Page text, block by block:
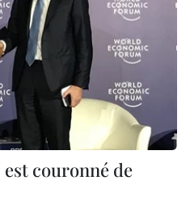
est couronné de